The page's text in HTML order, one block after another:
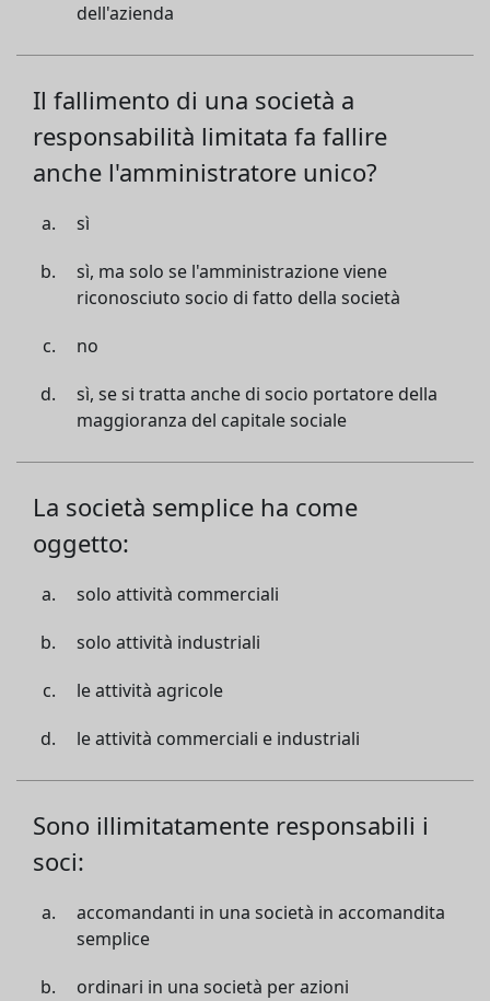
dell'azienda
Il fallimento di una società a
responsabilità limitata fa fallire
anche l'amministratore unico?
sì
sì, ma solo se l'amministrazione viene
riconosciuto socio di fatto della società
no
sì, se si tratta anche di socio portatore della
maggioranza del capitale sociale
La società semplice ha come
oggetto:
solo attività commerciali
solo attività industriali
le attività agricole
le attività commerciali e industriali
Sono illimitatamente responsabili i
soci:
accomandanti in una società in accomandita
semplice
ordinari in una società per azioni